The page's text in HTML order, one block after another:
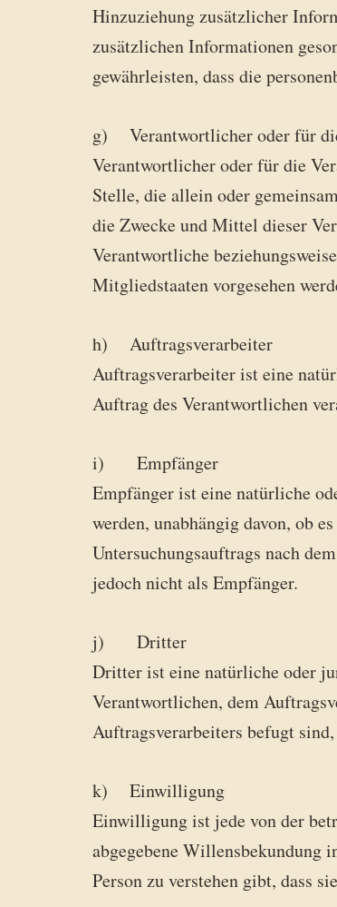
Hinzuziehung zusätzlicher
zusätzlichen Informationen
gewährleisten, dass die
g) Verantwortlicher oder für
Verantwortlicher oder für die
Stelle, die allein oder
die Zwecke und Mittel dieser
Verantwortliche
Mitgliedstaaten vorgesehen
h) Auftragsverarbeiter
Auftragsverarbeiter ist eine
Auftrag des Verantwortlichen
i) Empfänger
Empfänger ist eine natürliche
werden, unabhängig davon, ob
Untersuchungsauftrags nach
jedoch nicht als Empfänger.
j) Dritter
Dritter ist eine natürliche oder
Verantwortlichen, dem
Auftragsverarbeiters befugt
k) Einwilligung
Einwilligung ist jede von der
abgegebene Willensbekundung
Person zu verstehen gibt, dass